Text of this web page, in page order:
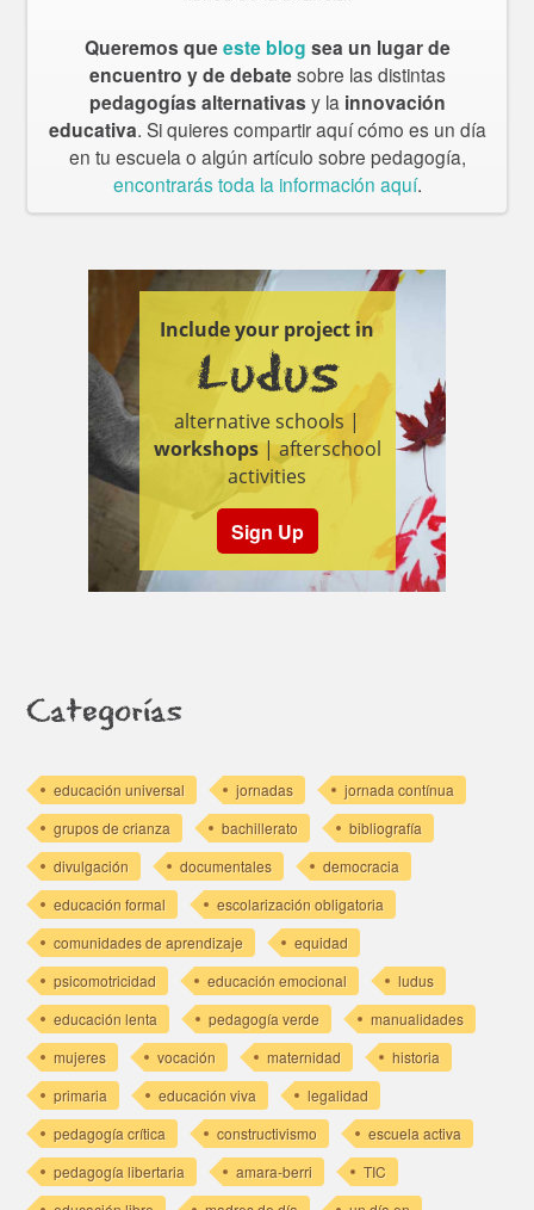
Queremos queeste blog sea un lugar de
encuentro y de debatesobre las distintas
pedagogías alternativas y la innovación
educativa. Si quieres compartir aquí cómo es un día
en tu escuela o algún artículo sobre pedagogía,
encontrarás toda la información aquí.
Include your project in
Ludus
alternative schools |
workshops| afterschool
activities
Sign Up
Categorías
educación universal jornadas
jornada contínua
grupos de crianza
bachillerato
bibliografía
divulgación
documentales
democracia
educación formal
escolarización obligatoria
comunidades de aprendizaje
equidad
psicomotricidad
educación emocional
ludus
educación lenta
pedagogía verde
manualidades
mujeres
vocación maternidad
historia
primaria
educación viva
legalidad
pedagogía crítica
constructivismo
escuela activa
pedagogía libertaria
amara-berri
TIC